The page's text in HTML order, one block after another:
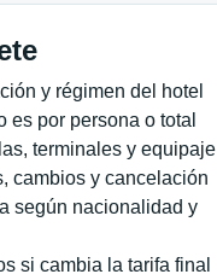
y régimen del hotel
es por persona o total
terminales y equipaje
cambios y cancelación
según nacionalidad y
si cambia la tarifa final